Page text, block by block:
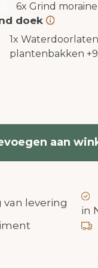
6x Grind
doek
1x
plantenbakken +
aan
van levering
in